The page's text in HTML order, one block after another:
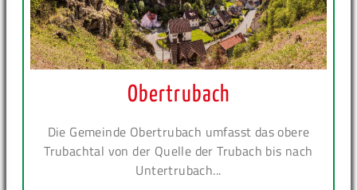
Obertrubach
Die Gemeinde Obertrubach umfasst das obere
Trubachtal von der Quelle der Trubach bis nach
Untertrubach...